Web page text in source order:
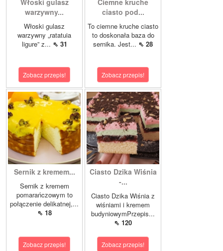
Włoski gulasz
warzywny...
Włoski gulasz
warzywny „ratatuia
ligure” z... ⇖ 31
Zobacz przepis!
Ciemne kruche
ciasto pod...
To ciemne kruche ciasto
to doskonała baza do
sernika. Jest... ⇖ 28
Zobacz przepis!
Sernik z kremem...
Sernik z kremem
pomarańczowym to
połączenie delikatnej,...
⇖ 18
Zobacz przepis!
Ciasto Dzika Wiśnia
-...
Ciasto Dzika Wiśnia z
wiśniami i kremem
budyniowymPrzepis...
⇖ 120
Zobacz przepis!